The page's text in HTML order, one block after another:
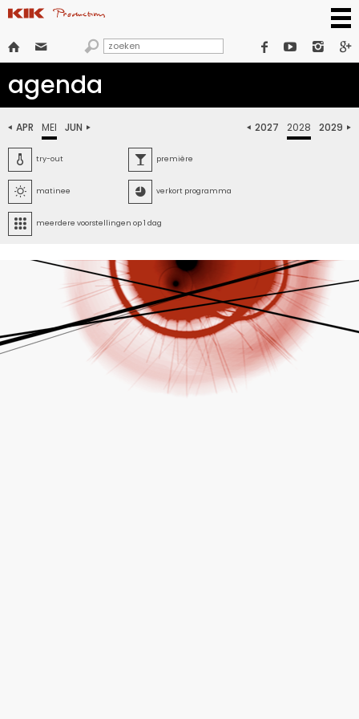
      
agenda
 APR MEI JUN   2027 2028 2029 
 try-out  première
 matinee  verkort programma
 meerdere voorstellingen op 1 dag